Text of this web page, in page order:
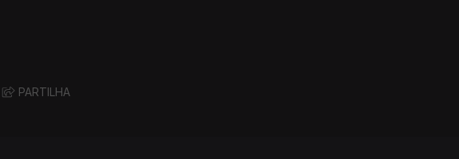
PARTILHA